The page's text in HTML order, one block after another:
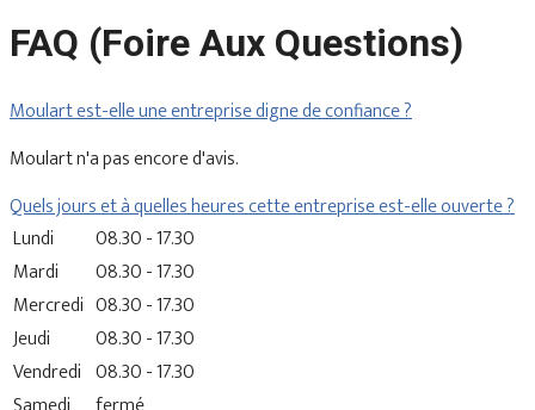
FAQ (Foire Aux Questions)
Moulart est-elle une entreprise digne de confiance ?
Moulart n'a pas encore d'avis.
Quels jours et à quelles heures cette entreprise est-elle ouverte ?
Lundi
08.30 - 17.30
Mardi
08.30 - 17.30
Mercredi 08.30 - 17.30
Jeudi
08.30 - 17.30
Vendredi 08.30 - 17.30